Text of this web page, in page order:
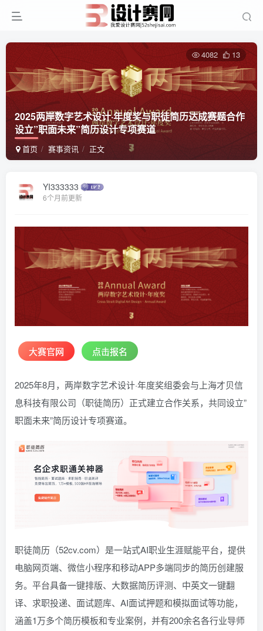
2025两岸数字艺术设计·年度奖与职徒简历达成赛题合作
设立”职面未来”简历设计专项赛道
首页 赛事资讯 正文
4082 13
YI333333
6个月前更新
大赛官网 点击报名
2025年8月，两岸数字艺术设计·年度奖组委会与上海才贝信
息科技有限公司（职徒简历）正式建立合作关系，共同设立”
职面未来”简历设计专项赛道。
职徒简历（52cv.com）是一站式AI职业生涯赋能平台，提供
电脑网页端、微信小程序和移动APP多端同步的简历创建服
务。平台具备一键排版、大数据简历评测、中英文一键翻
译、求职投递、面试题库、AI面试押题和模拟面试等功能，
涵盖1万多个简历模板和专业案例，并有200余名各行业导师